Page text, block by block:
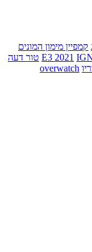
קמפיין מימון המונים
E3 2021 טור דעה
overwatch